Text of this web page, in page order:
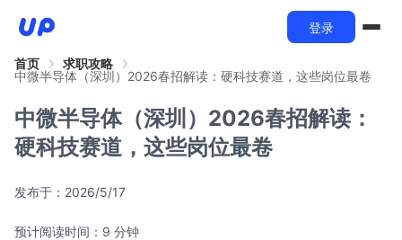
登录
首页
求职攻略
中微半导体（深圳）2026春招解读：硬科技赛道，这些岗位最卷
中微半导体（深圳）2026春招解读：
硬科技赛道，这些岗位最卷
发布于： 2026/5/17
预计阅读时间：9 分钟